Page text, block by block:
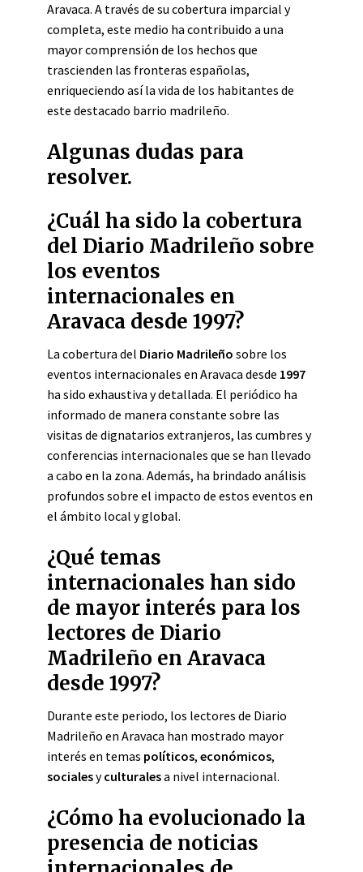
Aravaca. A través de su cobertura imparcial y
completa, este medio ha contribuido a una
mayor comprensión de los hechos que
trascienden las fronteras españolas,
enriqueciendo así la vida de los habitantes de
este destacado barrio madrileño.
Algunas dudas para
resolver.
¿Cuál ha sido la cobertura
del Diario Madrileño sobre
los eventos
internacionales en
Aravaca desde 1997?
La cobertura del Diario Madrileño sobre los
eventos internacionales en Aravaca desde 1997
ha sido exhaustiva y detallada. El periódico ha
informado de manera constante sobre las
visitas de dignatarios extranjeros, las cumbres y
conferencias internacionales que se han llevado
a cabo en la zona. Además, ha brindado análisis
profundos sobre el impacto de estos eventos en
el ámbito local y global.
¿Qué temas
internacionales han sido
de mayor interés para los
lectores de Diario
Madrileño en Aravaca
desde 1997?
Durante este periodo, los lectores de Diario
Madrileño en Aravaca han mostrado mayor
interés en temas políticos, económicos,
socialesyculturalesa nivel internacional.
¿Cómo ha evolucionado la
presencia de noticias